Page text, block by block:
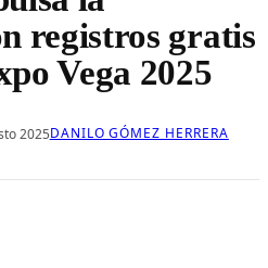
registros gratis
Vega 2025
2025DANILO GÓMEZ HERRERA